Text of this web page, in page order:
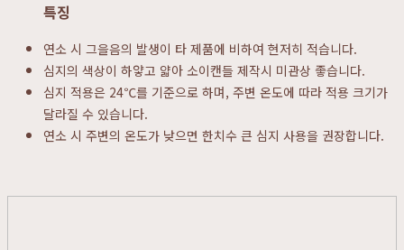
특징
연소 시 그을음의 발생이 타 제품에 비하여 현저히 적습니다.
심지의 색상이 하얗고 얇아 소이캔들 제작시 미관상 좋습니다.
심지 적용은 24℃를 기준으로 하며, 주변 온도에 따라 적용 크기가
달라질 수 있습니다.
연소 시 주변의 온도가 낮으면 한치수 큰 심지 사용을 권장합니다.